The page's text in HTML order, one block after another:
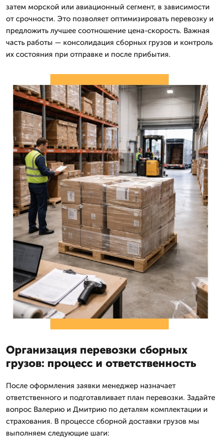
затем морской или авиационный сегмент, в зависимости
от срочности. Это позволяет оптимизировать перевозку и
предложить лучшее соотношение цена-скорость. Важная
часть работы — консолидация сборных грузов и контроль
их состояния при отправке и после прибытия.
Организация перевозки сборных
грузов: процесс и ответственность
После оформления заявки менеджер назначает
ответственного и подготавливает план перевозки. Задайте
вопрос Валерию и Дмитрию по деталям комплектации и
страхования. В процессе сборной доставки грузов мы
выполняем следующие шаги: